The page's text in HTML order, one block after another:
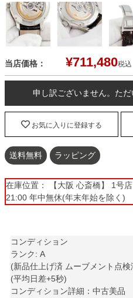
当店価格： ¥711,480税込
申し訳ございません。ただ
お気に入りに登録する
送料無料 ラッピング
在庫位置： 【大阪 心斎橋】 1号
21:00 年中無休(年末年始を除く)
コンディション
ランク: A
(新品仕上げ済 ムーブメント点検
(平均日差+5秒)
コンディション詳細：中古美品